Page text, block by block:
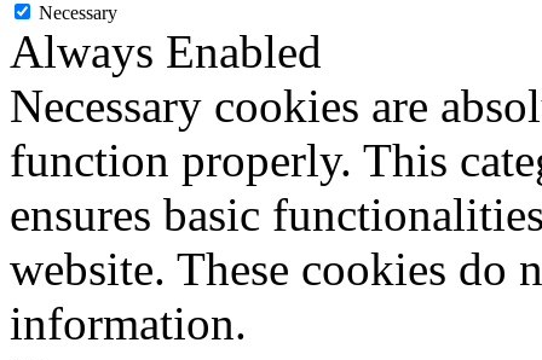
Necessary
Always Enabled
Necessary cookies are
function properly. This
ensures basic
website. These cookies do
information.